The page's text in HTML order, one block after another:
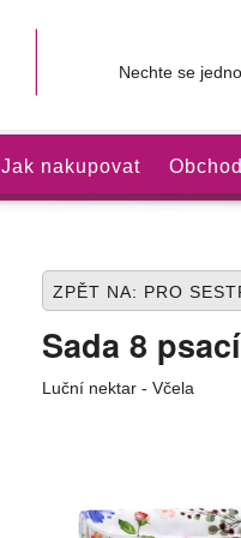
Nechte se
Jak nakupovat
ZPĚT NA: PRO
Sada 8
Luční nektar - Včela